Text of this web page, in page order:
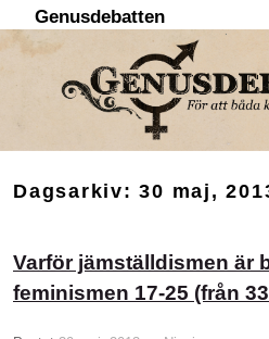
Genusdebatten
Dagsarkiv:30 maj,
Varför jämställdismen är
feminismen 17-25 (från